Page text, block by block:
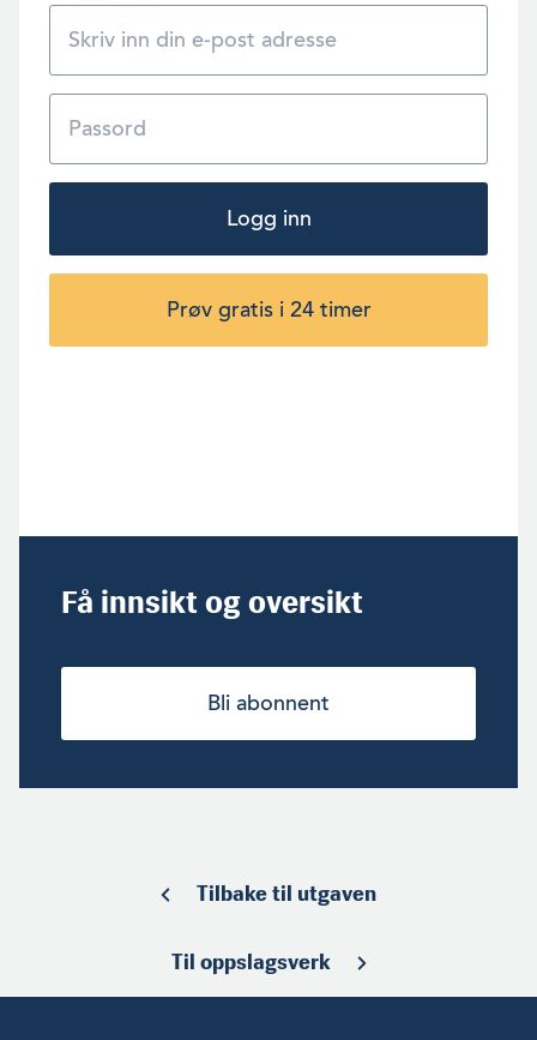
Logg inn
Prøv gratis i 24 timer
Få innsikt og oversikt
Bli abonnent
Tilbake til utgaven
Til oppslagsverk